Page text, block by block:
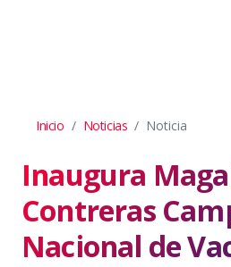
Inicio Noticias Noticia
Inaugura
Contreras
Nacional de